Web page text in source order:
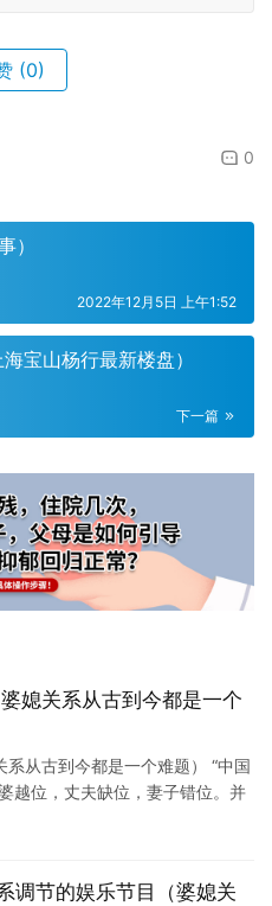
(0)
0
）
2022年12月5日 上午1:52
宝山杨行最新楼盘）
下一篇
媳关系从古到今都是一个
从古到今都是一个难题） “中国
越位，丈夫缺位，妻子错位。并
调节的娱乐节目（婆媳关